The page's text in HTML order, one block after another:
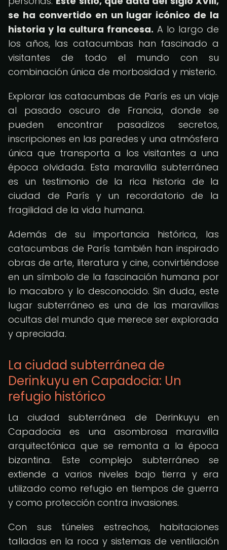
se ha convertido en un lugar icónico de la
historia y la cultura francesa. A lo largo de
los años, las catacumbas han fascinado a
visitantes de todo el mundo con su
combinación única de morbosidad y misterio.
Explorar las catacumbas de París es un viaje
al pasado oscuro de Francia, donde se
pueden encontrar pasadizos secretos,
inscripciones en las paredes y una atmósfera
única que transporta a los visitantes a una
época olvidada. Esta maravilla subterránea
es un testimonio de la rica historia de la
ciudad de París y un recordatorio de la
fragilidad de la vida humana.
Además de su importancia histórica, las
catacumbas de París también han inspirado
obras de arte, literatura y cine, convirtiéndose
en un símbolo de la fascinación humana por
lo macabro y lo desconocido. Sin duda, este
lugar subterráneo es una de las maravillas
ocultas del mundo que merece ser explorada
y apreciada.
La ciudad subterránea de
Derinkuyu en Capadocia: Un
refugio histórico
La ciudad subterránea de Derinkuyu en
Capadocia es una asombrosa maravilla
arquitectónica que se remonta a la época
bizantina. Este complejo subterráneo se
extiende a varios niveles bajo tierra y era
utilizado como refugio en tiempos de guerra
y como protección contra invasiones.
Con sus túneles estrechos, habitaciones
talladas en la roca y sistemas de ventilación